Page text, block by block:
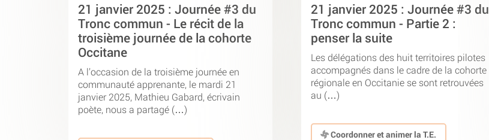
21 janvier 2025 : Journée #3 du
Tronc commun - Le récit de la
troisième journée de la cohorte
Occitane
A l’occasion de la troisième journée en
communauté apprenante, le mardi 21
janvier 2025, Mathieu Gabard, écrivain
poète, nous a partagé (…)
21 janvier 2025 : Journée #3 du
Tronc commun - Partie 2 :
penser la suite
Les délégations des huit territoires pilotes
accompagnés dans le cadre de la cohorte
régionale en Occitanie se sont retrouvées
au (…)
Coordonner et animer la T.E.